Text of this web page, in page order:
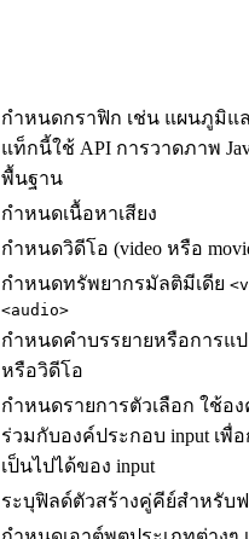
กำหนดกราฟิก เช่น แผนภูมิแ
แท็กนี้ใช้ API การวาดภาพ
พื้นฐาน
กำหนดเนื้อหาเสียง
กำหนดวิดีโอ (video หรือ
กำหนดทรัพยากรมัลติมีเดีย
<audio>
กำหนดคำบรรยายหรือการแป
หรือวิดีโอ
กำหนดรายการตัวเลือก ใช้อ
ร่วมกับองค์ประกอบ input เพื่
เป็นไปได้ของ input
ระบุฟิลด์ตัวสร้างคู่คีย์สำหรับ